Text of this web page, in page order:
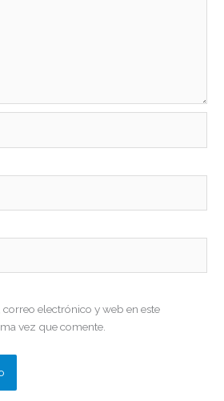
electrónico y web en este
vez que comente.